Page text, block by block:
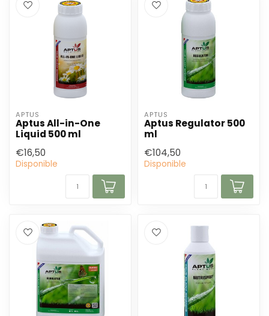
APTUS
Aptus All-in-One
Liquid 500 ml
€16,50
Disponible
APTUS
Aptus Regulator 500
ml
€104,50
Disponible